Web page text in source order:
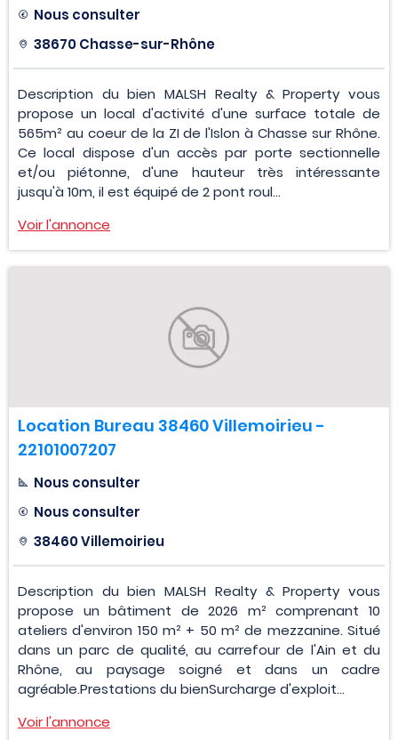
Nous consulter
38670 Chasse-sur-Rhône
Description du bien MALSH Realty & Property vous
propose un local d'activité d'une surface totale de
565m² au coeur de la ZI de l'Islon à Chasse sur Rhône.
Ce local dispose d'un accès par porte sectionnelle
et/ou piétonne, d'une hauteur très intéressante
jusqu'à 10m, il est équipé de 2 pont roul...
Voir l'annonce
Location Bureau 38460 Villemoirieu -
22101007207
Nous consulter
Nous consulter
38460 Villemoirieu
Description du bien MALSH Realty & Property vous
propose un bâtiment de 2026 m² comprenant 10
ateliers d'environ 150 m² + 50 m² de mezzanine. Situé
dans un parc de qualité, au carrefour de l'Ain et du
Rhône, au paysage soigné et dans un cadre
agréable.Prestations du bienSurcharge d'exploit...
Voir l'annonce